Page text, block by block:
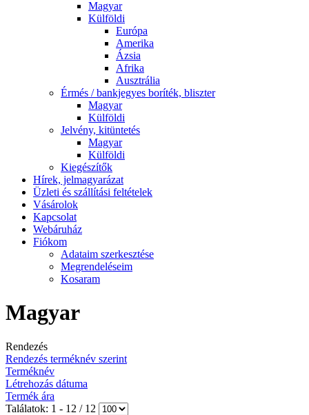
Magyar
Külföldi
Európa
Amerika
Ázsia
Afrika
Ausztrália
Érmés / bankjegyes boríték, bliszter
Magyar
Külföldi
Jelvény, kitüntetés
Magyar
Külföldi
Kiegészítők
Hírek, jelmagyarázat
Üzleti és szállítási feltételek
Vásárolok
Kapcsolat
Webáruház
Fiókom
Adataim szerkesztése
Megrendeléseim
Kosaram
Magyar
Rendezés
Rendezés terméknév szerint
Terméknév
Létrehozás dátuma
Termék ára
Találatok: 1 - 12 / 12